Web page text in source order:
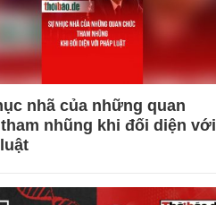
nhã của những quan
nhũng khi đối diện với